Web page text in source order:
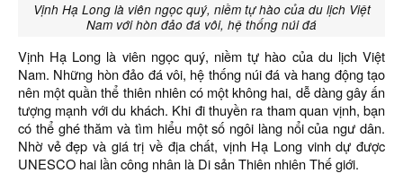
Vịnh Hạ Long là viên ngọc quý, niềm tự hào của du lịch Việt
Nam với hòn đảo đá vôi, hệ thống núi đá
Vịnh Hạ Long là viên ngọc quý, niềm tự hào của du lịch Việt
Nam. Những hòn đảo đá vôi, hệ thống núi đá và hang động tạo
nên một quần thể thiên nhiên có một không hai, dễ dàng gây ấn
tượng mạnh với du khách. Khi đi thuyền ra tham quan vịnh, bạn
có thể ghé thăm và tìm hiểu một số ngôi làng nổi của ngư dân.
Nhờ vẻ đẹp và giá trị về địa chất, vịnh Hạ Long vinh dự được
UNESCO hai lần công nhân là Di sản Thiên nhiên Thế giới.